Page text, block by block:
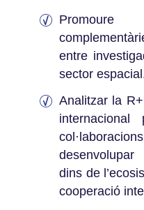
entre
sector
Analitzar la
internacional
dins de
cooperació